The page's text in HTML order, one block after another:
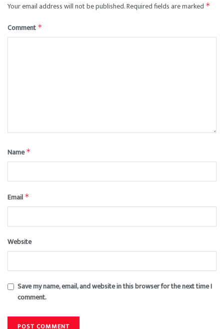
Your email address will not be published.Required fields are marked *
Comment *
Name*
Email *
Website
Save my name, email, and website in this browser for the next time I
comment.